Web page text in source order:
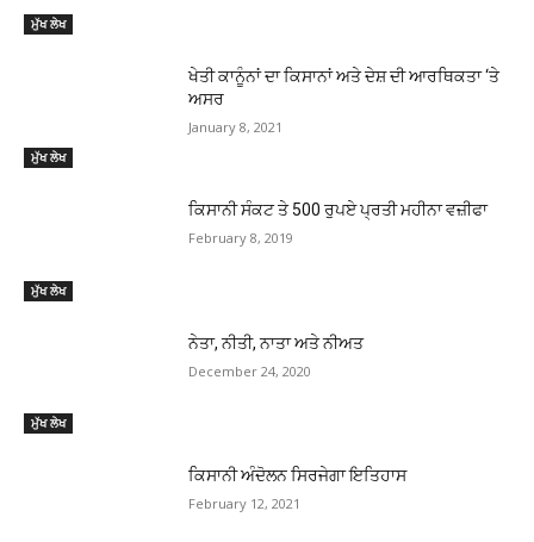
ਮੁੱਖ ਲੇਖ
ਮੁੱਖ ਲੇਖ
ਖੇਤੀ ਕਾਨੂੰਨਾਂ ਦਾ ਕਿਸਾਨਾਂ ਅਤੇ ਦੇਸ਼ ਦੀ ਆਰਥਿਕਤਾ ‘ਤੇ
ਅਸਰ
January 8, 2021
ਮੁੱਖ ਲੇਖ
ਕਿਸਾਨੀ ਸੰਕਟ ਤੇ 500 ਰੁਪਏ ਪ੍ਰਤੀ ਮਹੀਨਾ ਵਜ਼ੀਫਾ
February 8, 2019
ਮੁੱਖ ਲੇਖ
ਨੇਤਾ, ਨੀਤੀ, ਨਾਤਾ ਅਤੇ ਨੀਅਤ
December 24, 2020
ਕਿਸਾਨੀ ਅੰਦੋਲਨ ਸਿਰਜੇਗਾ ਇਤਿਹਾਸ
February 12, 2021